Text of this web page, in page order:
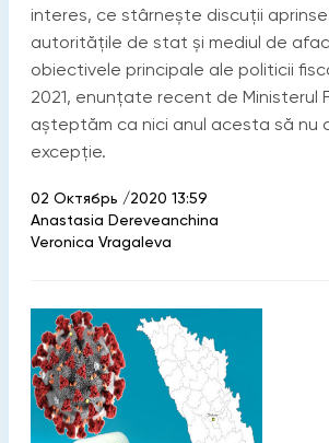
interes, ce stârnește discuții
autoritățile de stat și mediul de
obiectivele principale ale politicii
2021, enunțate recent de Ministerul
așteptăm ca nici anul acesta să nu
excepție.
02 Октябрь /2020 13:59
Anastasia Dereveanchina
Veronica Vragaleva